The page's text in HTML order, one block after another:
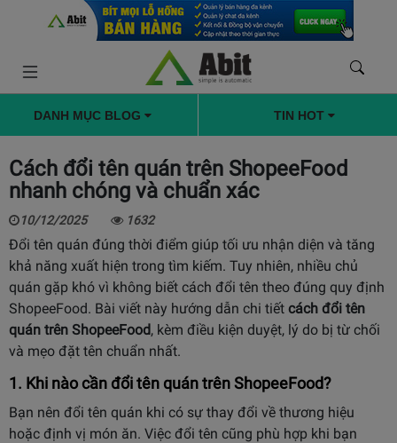
DANH MỤC BLOG TIN HOT
Cách đổi tên quán trên ShopeeFood
nhanh chóng và chuẩn xác
10/12/2025 1632
Đổi tên quán đúng thời điểm giúp tối ưu nhận diện và tăng
khả năng xuất hiện trong tìm kiếm. Tuy nhiên, nhiều chủ
quán gặp khó vì không biết cách đổi tên theo đúng quy định
ShopeeFood. Bài viết này hướng dẫn chi tiết cách đổi tên
quán trên ShopeeFood, kèm điều kiện duyệt, lý do bị từ chối
và mẹo đặt tên chuẩn nhất.
1. Khi nào cần đổi tên quán trên ShopeeFood?
Bạn nên đổi tên quán khi có sự thay đổi về thương hiệu
hoặc định vị món ăn. Việc đổi tên cũng phù hợp khi bạn